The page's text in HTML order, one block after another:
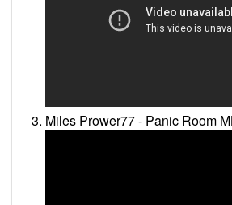
Miles Prower77 - Panic Room